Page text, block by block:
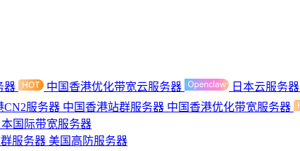
器 中国香港优化带宽云服务器 日本云服务器
CN2服务器 中国香港站群服务器 中国香港优化带宽服务器
本国际带宽服务器
服务器 美国高防服务器